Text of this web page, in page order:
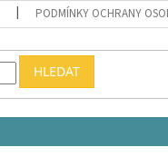
PODMÍNKY OCHRANY
HLEDAT